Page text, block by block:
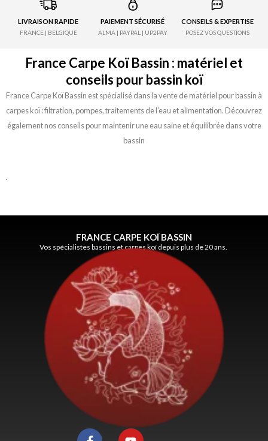
LIVRAISON RAPIDE
FRANCE | BELGIQUE
PAIEMENT SÉCURISÉ
ALMA | PAYPAL | UP2PAY
CONSEILS & EXPERTISE
POSEZ VOS QUESTIONS
France Carpe Koï Bassin : matériel et
conseils pour bassin koï
France Carpe Koï Bassin est spécialisé dans la vente de matériel pour bassin à
carpes koï : filtration, pompes, traitements de l’eau et alimentation. Découvrez
également nos conseils pour maintenir une eau saine et équilibrée dans votre
bassin
.
FRANCE CARPE KOÏ BASSIN
Vos spécialistes bassins et carpes koï depuis plus de 20 ans.
F
Y